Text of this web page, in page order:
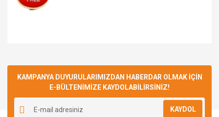
Yorum Yaz
KAMPANYA DUYURULARIMIZDAN HABERDAR OLMAK İÇİN
E-BÜLTENİMİZE KAYDOLABİLİRSİNİZ!
KAYDOL